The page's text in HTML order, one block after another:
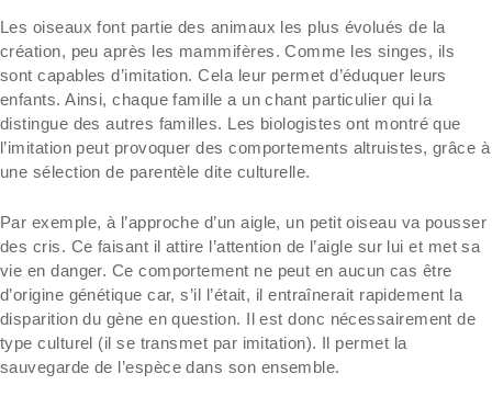
Les oiseaux font partie des animaux les plus évolués de la
création, peu après les mammifères. Comme les singes, ils
sont capables d’imitation. Cela leur permet d’éduquer leurs
enfants. Ainsi, chaque famille a un chant particulier qui la
distingue des autres familles. Les biologistes ont montré que
l’imitation peut provoquer des comportements altruistes, grâce à
une sélection de parentèle dite culturelle.
Par exemple, à l’approche d’un aigle, un petit oiseau va pousser
des cris. Ce faisant il attire l’attention de l’aigle sur lui et met sa
vie en danger. Ce comportement ne peut en aucun cas être
d’origine génétique car, s’il l’était, il entraînerait rapidement la
disparition du gène en question. Il est donc nécessairement de
type culturel (il se transmet par imitation). Il permet la
sauvegarde de l’espèce dans son ensemble.